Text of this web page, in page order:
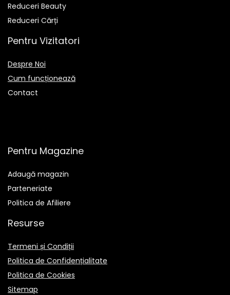
Reduceri Beauty
Reduceri Cărți
Pentru Vizitatori
Despre Noi
Cum funcționează
Contact
Pentru Magazine
Adaugă magazin
Parteneriate
Politica de Afiliere
Resurse
Termeni și Condiții
Politica de Confidențialitate
Politica de Cookies
Sitemap